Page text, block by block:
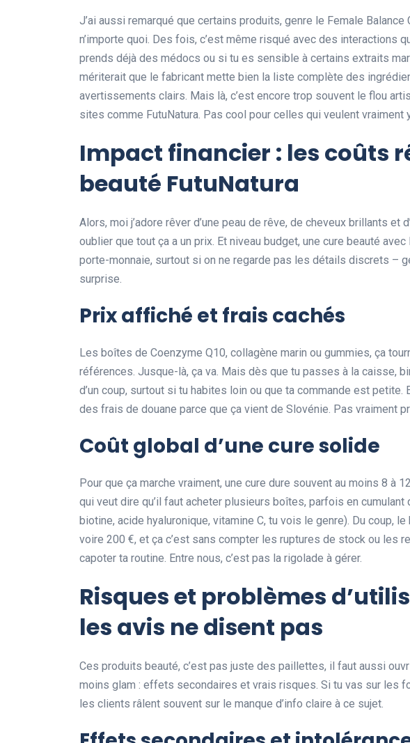
J’ai aussi remarqué que certains produits, genre le Female
n’importe quoi. Des fois, c’est même risqué avec des interactions
prends déjà des médocs ou si tu es sensible à certains extraits
mériterait que le fabricant mette bien la liste complète des
avertissements clairs. Mais là, c’est encore trop souvent le flou
sites comme FutuNatura. Pas cool pour celles qui veulent vraiment
Impact financier : les coûts
beauté FutuNatura
Alors, moi j’adore rêver d’une peau de rêve, de cheveux brillants et
oublier que tout ça a un prix. Et niveau budget, une cure beauté
porte-monnaie, surtout si on ne regarde pas les détails discrets –
surprise.
Prix affiché et frais cachés
Les boîtes de Coenzyme Q10, collagène marin ou gummies, ça
références. Jusque-là, ça va. Mais dès que tu passes à la caisse,
d’un coup, surtout si tu habites loin ou que ta commande est petite.
des frais de douane parce que ça vient de Slovénie. Pas vraiment
Coût global d’une cure solide
Pour que ça marche vraiment, une cure dure souvent au moins 8 à
qui veut dire qu’il faut acheter plusieurs boîtes, parfois en
biotine, acide hyaluronique, vitamine C, tu vois le genre). Du coup,
voire 200 €, et ça c’est sans compter les ruptures de stock ou les
capoter ta routine. Entre nous, c’est pas la rigolade à gérer.
Risques et problèmes
les avis ne disent pas
Ces produits beauté, c’est pas juste des paillettes, il faut aussi
moins glam : effets secondaires et vrais risques. Si tu vas sur les
les clients râlent souvent sur le manque d’info claire à ce sujet.